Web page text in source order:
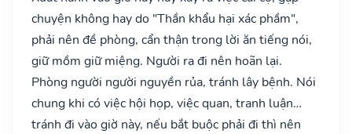
chuyện không hay do "Thần khẩu hại xác phầm",
phải nên đề phòng, cẩn thận trong lời ăn tiếng nói,
giữ mồm giữ miệng. Người ra đi nên hoãn lại.
Phòng người người nguyền rủa, tránh lây bệnh. Nói
chung khi có việc hội họp, việc quan, tranh luận…
tránh đi vào giờ này, nếu bắt buộc phải đi thì nên